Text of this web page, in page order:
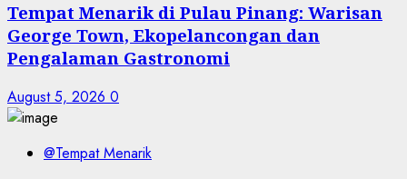
Tempat Menarik di Pulau Pinang: Warisan
George Town, Ekopelancongan dan
Pengalaman Gastronomi
August 5, 2026 0
@Tempat Menarik